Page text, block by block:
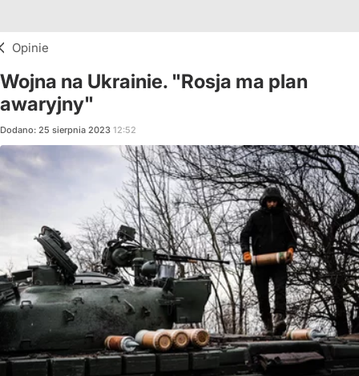
Opinie
Wojna na Ukrainie. "Rosja ma plan
awaryjny"
Dodano: 25 sierpnia 2023 12:52